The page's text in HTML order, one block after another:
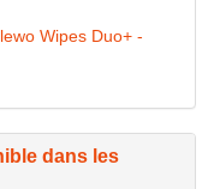
Wipes Duo+ -
dans les